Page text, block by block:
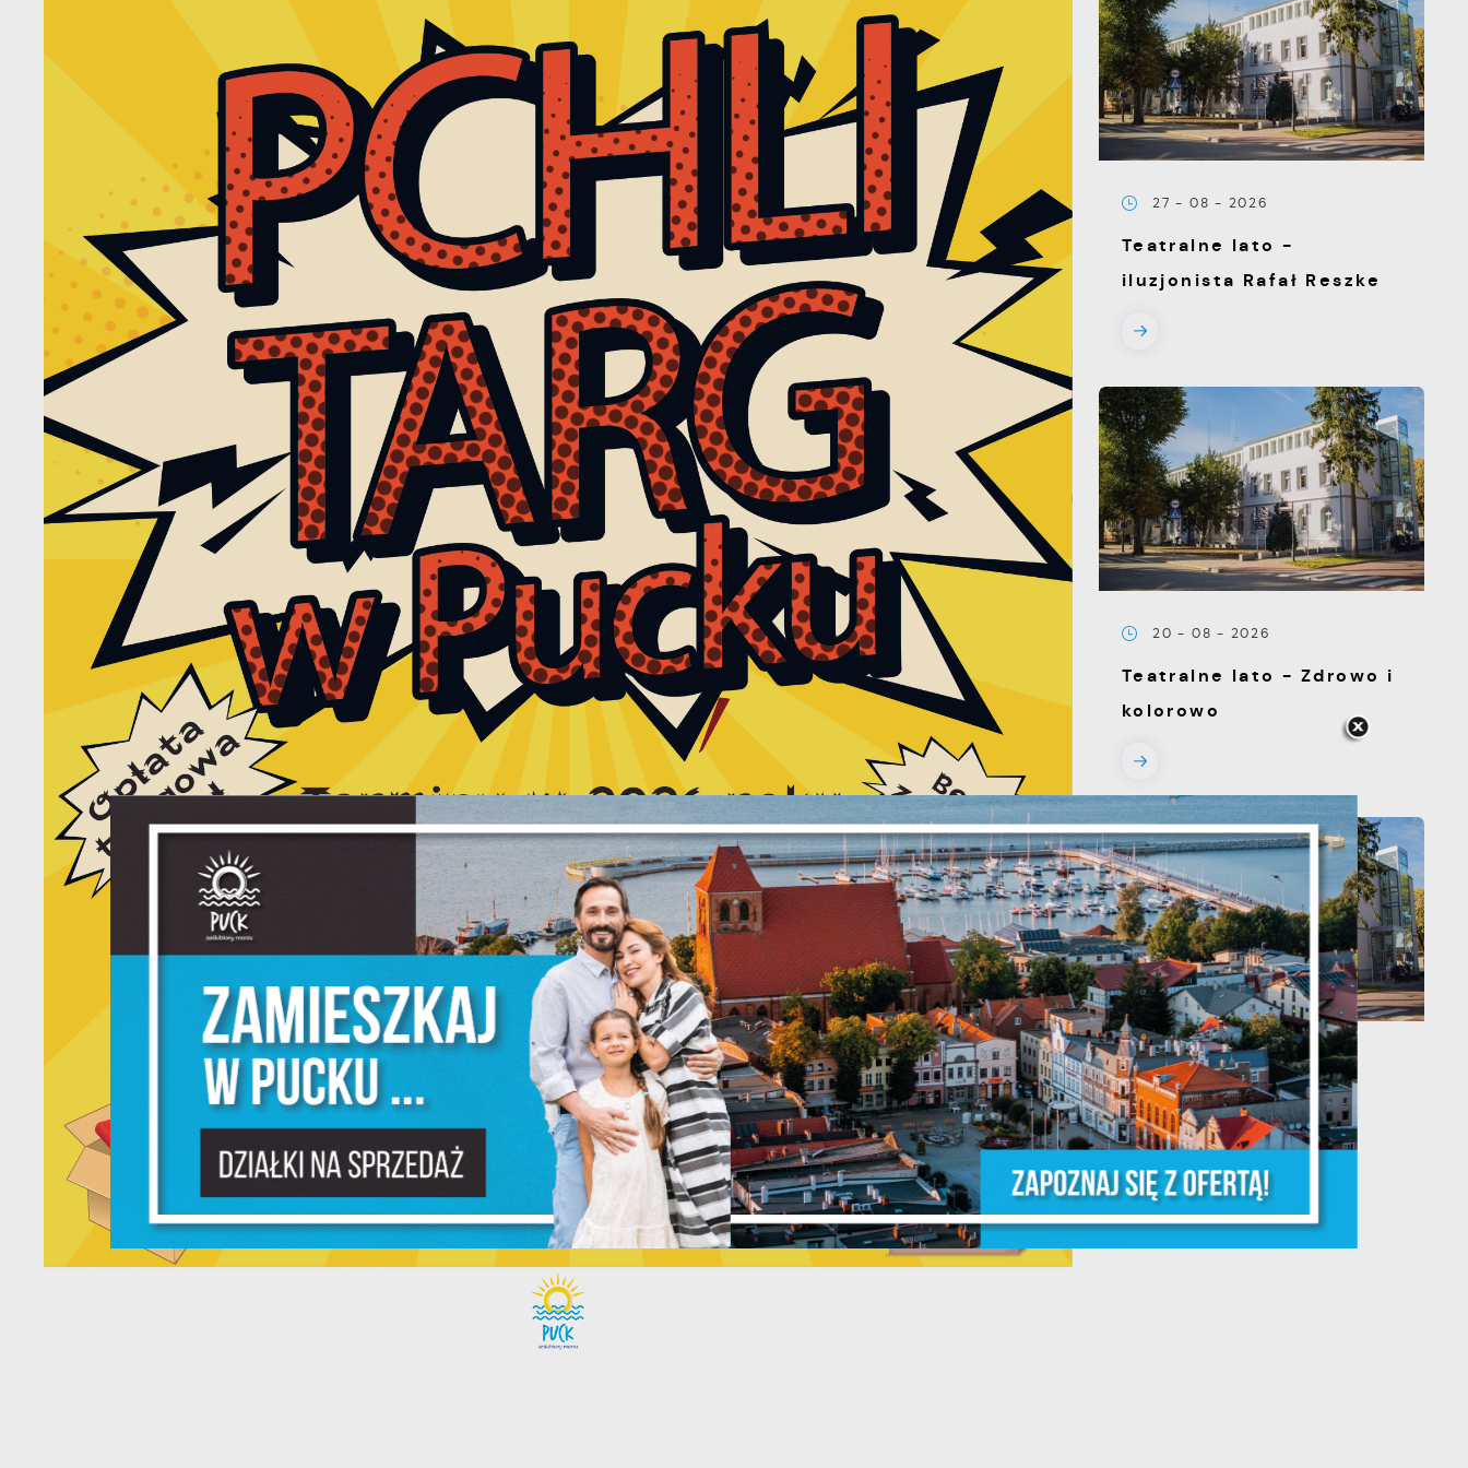
27 - 08 - 2026
Teatralne lato -
iluzjonista Rafał Reszke
20 - 08 - 2026
Teatralne lato - Zdrowo i
kolorowo
13 - 08 - 2026
Teatralne lato -
Roszpunka
Ustawienia
Szanujemy Twoją prywatność. Możesz zmienić ustawienia cookies
lub zaakceptować je wszystkie. W dowolnym momencie możesz
dokonać zmiany swoich ustawień.
Niezbędne
Niezbędne pliki cookies służą do prawidłowego funkcjonowania
strony internetowej i umożliwiają Ci komfortowe korzystanie z
oferowanych przez nas usług.
Pliki cookies odpowiadają na podejmowane przez Ciebie działania
w celu m.in. dostosowania Twoich ustawień preferencji
prywatności, logowania czy wypełniania formularzy. Dzięki plikom
cookies strona, z której korzystasz, może działać bez zakłóceń.
Funkcjonalne i personalizacyjne
Tego typu pliki cookies umożliwiają stronie internetowej
zapamiętanie wprowadzonych przez Ciebie ustawień oraz
personalizację określonych funkcjonalności czy prezentowanych
ZAPISZ WYBRANE
ZEZWÓL NA WSZYSTKIE